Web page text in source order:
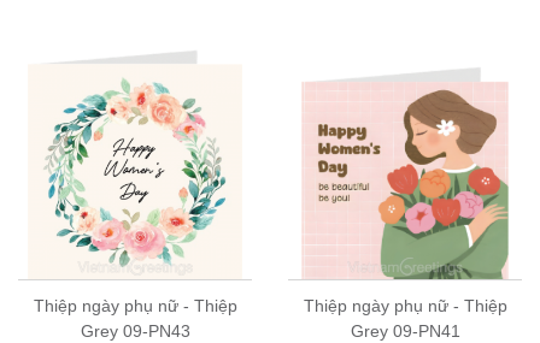
Thiệp ngày phụ nữ - Thiệp
Grey 09-PN43
Thiệp ngày phụ nữ - Thiệp
Grey 09-PN41